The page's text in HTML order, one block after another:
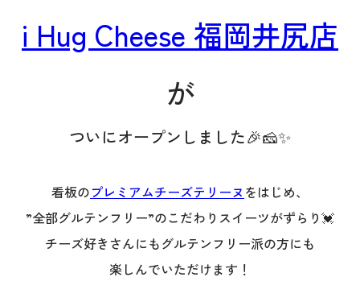
i Hug Cheese 福岡井尻店
が
ついにオープンしました🎉🧀✨
看板のプレミアムチーズテリーヌ をはじめ、
”全部グルテンフリー”のこだわりスイーツがずらり💓
チーズ好きさんにもグルテンフリー派の方にも
楽しんでいただけます！